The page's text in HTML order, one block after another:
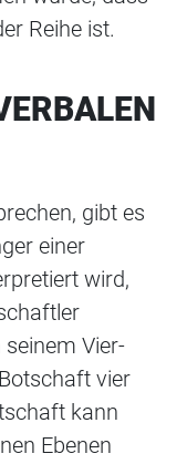
Reihe ist.
gibt es
einer
wird,
Vier-
vier
kann
Ebenen